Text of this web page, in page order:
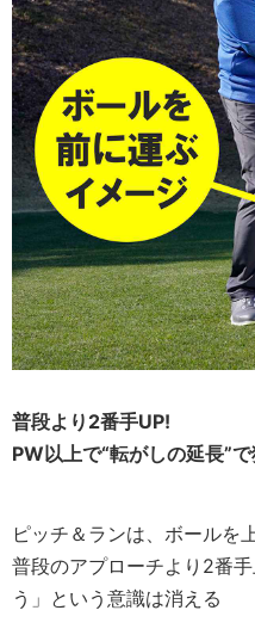
普段より2番手UP!
PW以上で“転がしの延長”
ピッチ＆ランは、ボールを
普段のアプローチより2番
う」という意識は消える